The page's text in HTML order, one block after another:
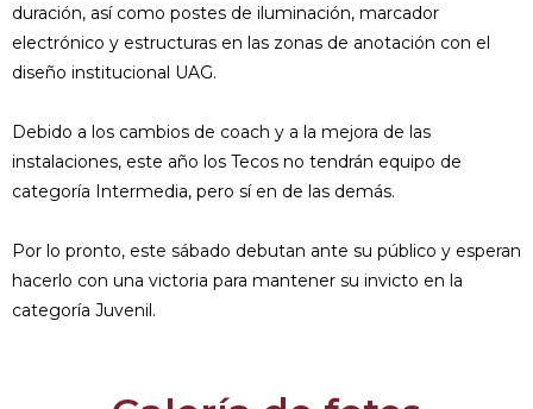
duración, así como postes de iluminación, marcador
electrónico y estructuras en las zonas de anotación con el
diseño institucional UAG.
Debido a los cambios de coach y a la mejora de las
instalaciones, este año los Tecos no tendrán equipo de
categoría Intermedia, pero sí en de las demás.
Por lo pronto, este sábado debutan ante su público y esperan
hacerlo con una victoria para mantener su invicto en la
categoría Juvenil.